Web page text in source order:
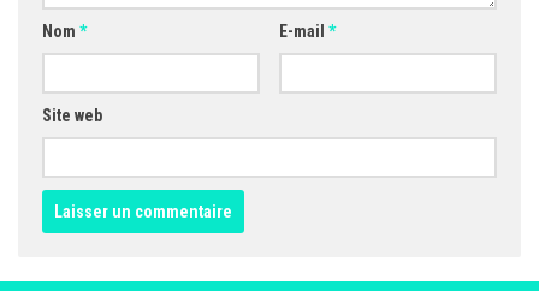
Nom * E-mail *
Site web